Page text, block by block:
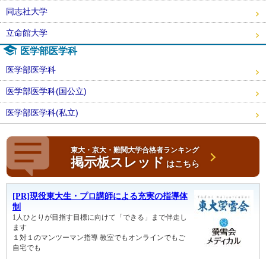
同志社大学
立命館大学
医学部医学科
医学部医学科
医学部医学科(国公立)
医学部医学科(私立)
東大・京大・難関大学合格者ランキング
掲示板スレッド はこちら